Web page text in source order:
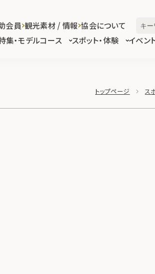
集・モデルコース スポット・体験 イベン
会員 観光素材 / 情報 協会について
トップページ ス